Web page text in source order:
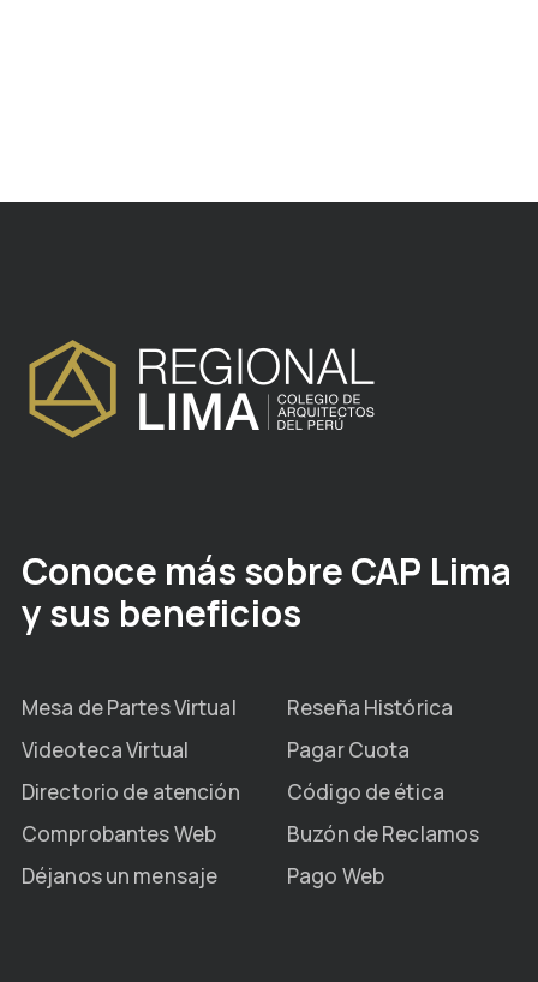
Conoce más sobre CAP Lima
y sus beneficios
Mesa de Partes Virtual
Reseña Histórica
Videoteca Virtual
Pagar Cuota
Directorio de atención
Código de ética
Comprobantes Web
Buzón de Reclamos
Déjanos un mensaje
Pago Web